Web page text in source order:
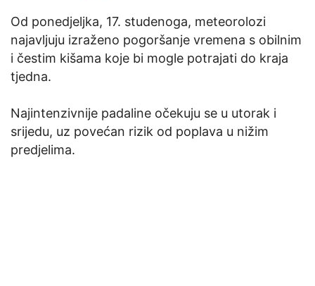
Od ponedjeljka, 17. studenoga, meteorolozi
najavljuju izraženo pogoršanje vremena s obilnim
i čestim kišama koje bi mogle potrajati do kraja
tjedna.
Najintenzivnije padaline očekuju se u utorak i
srijedu, uz povećan rizik od poplava u nižim
predjelima.